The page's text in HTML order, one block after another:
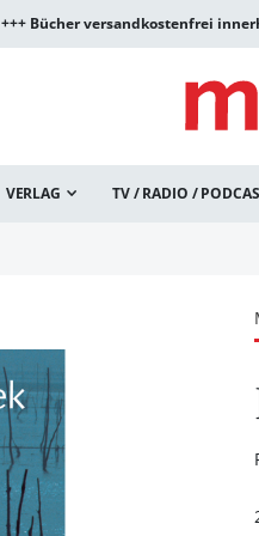
+++ Bücher versandkostenfrei
VERLAG TV / RADIO /